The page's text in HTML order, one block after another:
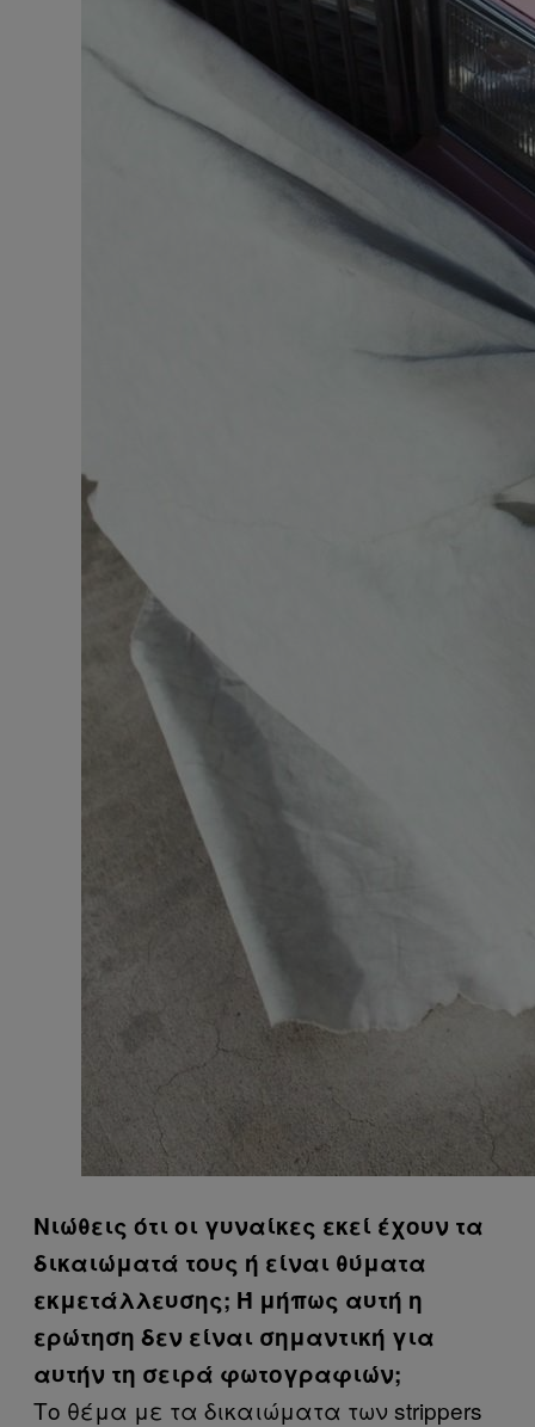
Νιώθεις ότι οι γυναίκες εκεί έχουν τα
δικαιώματά τους ή είναι θύματα
εκμετάλλευσης; Ή μήπως αυτή η
ερώτηση δεν είναι σημαντική για
αυτήν τη σειρά φωτογραφιών;
Το θέμα με τα δικαιώματα των strippers